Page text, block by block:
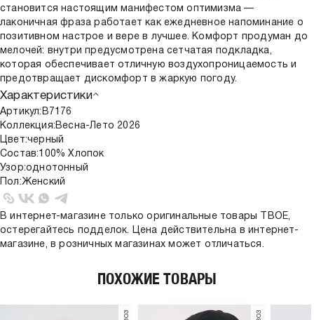
становится настоящим манифестом оптимизма —
лаконичная фраза работает как ежедневное напоминание о
позитивном настрое и вере в лучшее. Комфорт продуман до
мелочей: внутри предусмотрена сетчатая подкладка,
которая обеспечивает отличную воздухопроницаемость и
предотвращает дискомфорт в жаркую погоду.
Характеристики
Артикул: B7176
Коллекция: Весна-Лето 2026
Цвет:черный
Состав:100% Хлопок
Узор:однотонный
Пол:Женский
В интернет-магазине только оригинальные товары ТВОЕ,
остерегайтесь подделок. Цена действительна в интернет-
магазине, в розничных магазинах может отличаться.
ПОХОЖИЕ ТОВАРЫ